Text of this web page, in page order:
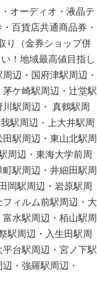
オーディオ・液晶テ
百貨店共通商品券・
り（金券ショップ併
！地域最高値目指し
辺・国府津駅周辺・
ケ崎駅周辺・辻堂駅
駅周辺・ 真鶴駅周
駅周辺・上大井駅周
駅周辺・東山北駅周
周辺・東海大学前周
駅周辺・井細田駅周
岡駅周辺・岩原駅周
ィルム前駅周辺・大
水駅周辺・栢山駅周
駅周辺・入生田駅周
台駅周辺・宮ノ下駅
・強羅駅周辺・